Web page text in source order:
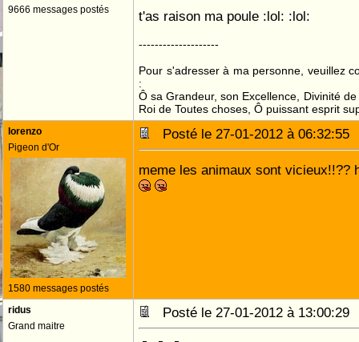
9666 messages postés
t'as raison ma poule :lol: :lol:
--------------------
Pour s'adresser à ma personne, veuillez
:
Ô sa Grandeur, son Excellence, Divinité
Roi de Toutes choses, Ô puissant esprit
lorenzo
Pigeon d'Or
1580 messages postés
Posté le 27-01-2012 à
meme les animaux sont vicieux!!??
ridus
Grand maitre
Posté le 27-01-2012 à